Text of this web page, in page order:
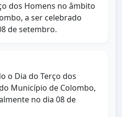
dos Homens no âmbito
a ser celebrado
de setembro.
o Dia do Terço dos
Município de Colombo,
no dia 08 de